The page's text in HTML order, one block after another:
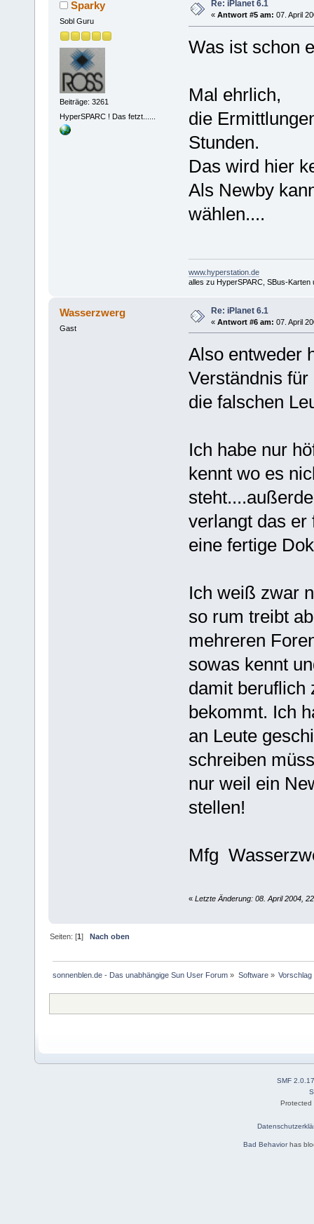
Sparky
Sobl Guru
Beiträge: 3261
HyperSPARC ! Das fetzt......
Re: iPlanet 6.1
« Antwort #5 am: 07. April
Was ist schon
Mal ehrlich,
die
Stunden.
Das wird hier
Als Newby
wählen....
www.hyperstation.de
alles zu HyperSPARC, SBus-Karten
Wasserzwerg
Gast
Re: iPlanet 6.1
« Antwort #6 am: 07. April
Also entweder
Verständnis
die falschen
Ich habe nur
kennt wo es
verlangt das er
eine fertige
Ich weiß zwar
so rum treibt
mehreren
sowas kennt
damit beruflich
bekommt. Ich
an Leute
schreiben
nur weil ein
stellen!
Mfg
« Letzte Änderung: 08. April 2004,
Seiten: [1]Nach oben
sonnenblen.de - Das unabhängige Sun User Forum » Software» Vorschlag
SMF 2.0.17
Bad Behaviorhas